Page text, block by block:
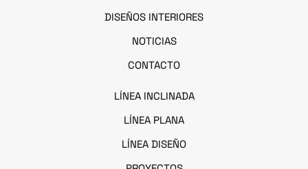
DISEÑOS INTERIORES
NOTICIAS
CONTACTO
LÍNEA INCLINADA
LÍNEA PLANA
LÍNEA DISEÑO